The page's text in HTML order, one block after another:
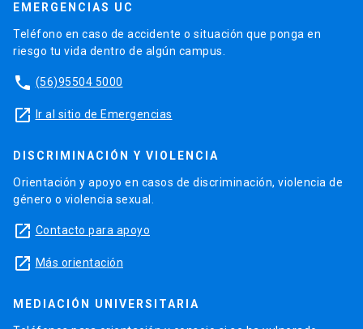
EMERGENCIAS UC
Teléfono en caso de accidente o situación que ponga en
riesgo tu vida dentro de algún campus.
phone (56)95504 5000
launch Ir al sitio de Emergencias
DISCRIMINACIÓN Y VIOLENCIA
Orientación y apoyo en casos de discriminación, violencia de
género o violencia sexual.
launch Contacto para apoyo
launch Más orientación
MEDIACIÓN UNIVERSITARIA